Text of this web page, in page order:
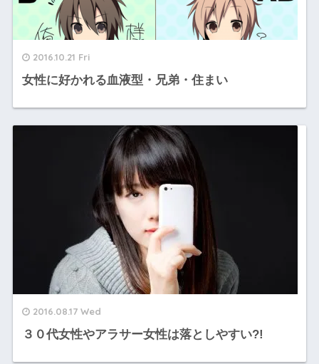
2016.10.21 Fri
女性に好かれる血液型・兄弟・住まい
2016.08.17 Wed
３０代女性やアラサー女性は落としやすい?!